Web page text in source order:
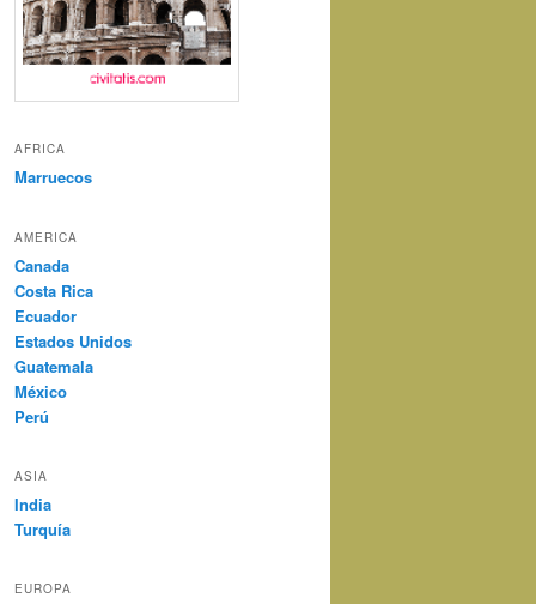
AFRICA
Marruecos
AMERICA
Canada
Costa Rica
Ecuador
Estados Unidos
Guatemala
México
Perú
ASIA
India
Turquía
EUROPA